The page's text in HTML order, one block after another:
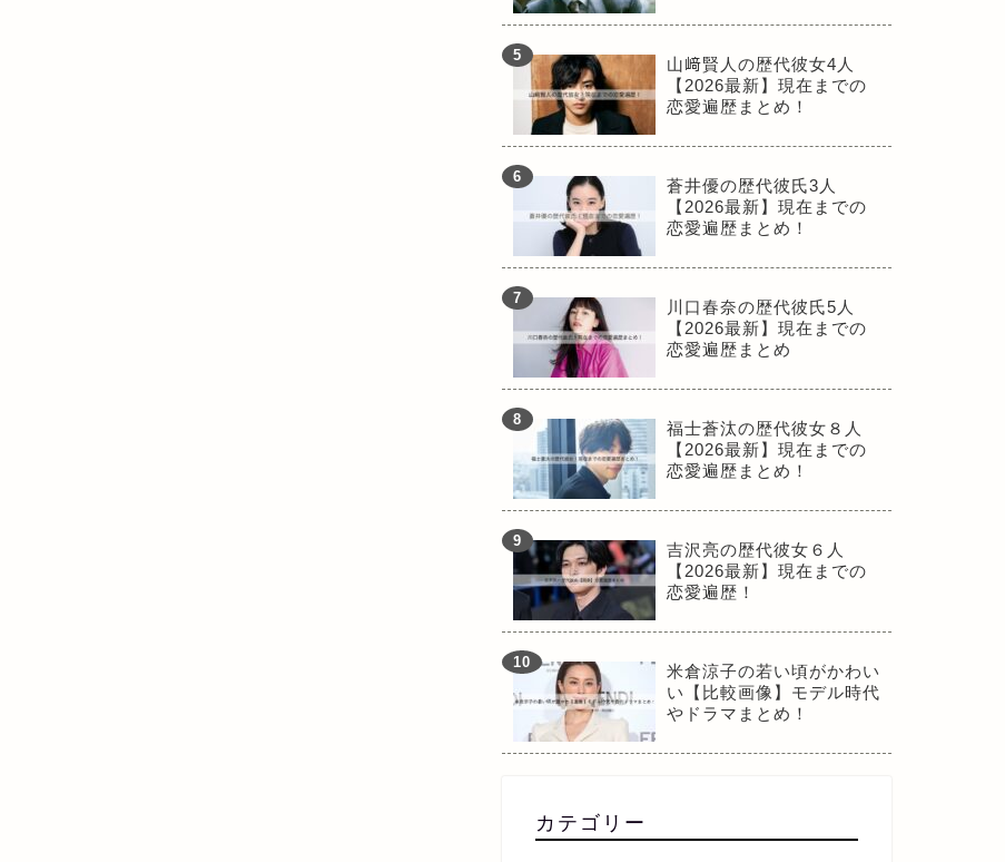
山﨑賢人の歴代彼女4人
【2026最新】現在までの
恋愛遍歴まとめ！
蒼井優の歴代彼氏3人
【2026最新】現在までの
恋愛遍歴まとめ！
川口春奈の歴代彼氏5人
【2026最新】現在までの
恋愛遍歴まとめ
福士蒼汰の歴代彼女８人
【2026最新】現在までの
恋愛遍歴まとめ！
吉沢亮の歴代彼女６人
【2026最新】現在までの
恋愛遍歴！
米倉涼子の若い頃がかわい
い【比較画像】モデル時代
やドラマまとめ！
カテゴリー